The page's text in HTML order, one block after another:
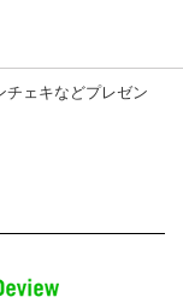
チェキなどプレゼン